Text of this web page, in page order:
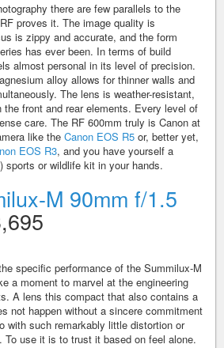
there are few parallels to the
proves it. The image quality is
is zippy and accurate, and the form
has ever been. In terms of build
almost personal in its level of precision.
alloy allows for thinner walls and
The lens is weather-resistant,
the front and rear elements. Every level of
care. The RF 600mm truly is Canon at
like the Canon EOS R5 or, better yet,
EOS R3, and you have yourself a
sports or wildlife kit in your hands.
M 90mm f/1.5
specific performance of the Summilux-M
a moment to marvel at the engineering
A lens this compact that also contains a
not happen without a sincere commitment
with such remarkably little distortion or
To use it is to trust it based on feel alone.